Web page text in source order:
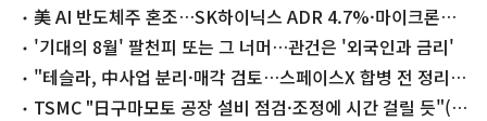
美 AI 반도체주 혼조…SK하이닉스 ADR 4.7%·마이크론
1.3% 하락
'기대의 8월' 팔천피 또는 그 너머…관건은 '외국인과 금리'
"테슬라, 中사업 분리·매각 검토…스페이스X 합병 전 정리작
업"TSMC "日구마모토 공장 설비 점검·조정에 시간 걸릴 듯"(종